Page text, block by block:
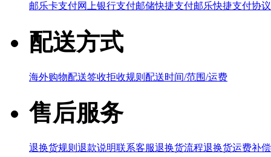
邮乐卡支付网上银行支付邮储快捷支付邮乐快捷支付协议
配送方式
海外购物配送签收拒收规则 配送时间/范围/运费
售后服务
退换货规则 退款说明联系客服退换货流程退换货运费补